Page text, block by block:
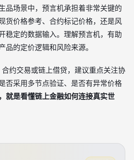
品场景中，预言机承担着非常关键的
货价格参考、合约标记价格，还是风
稳定的数据输入。理解预言机，有助
品的定价逻辑和风险来源。
约交易或链上借贷，建议重点关注协
否采用多节点验证、是否有异常价格
就是看懂链上金融如何连接真实世